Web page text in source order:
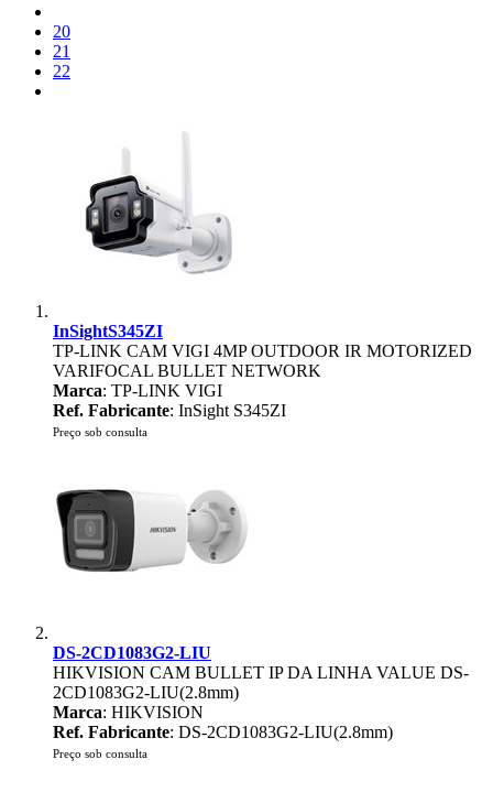
20
21
22
InSightS345ZI
TP-LINK CAM VIGI 4MP OUTDOOR IR MOTORIZED
VARIFOCAL BULLET NETWORK
Marca: TP-LINK VIGI
Ref. Fabricante: InSight S345ZI
Preço sob consulta
DS-2CD1083G2-LIU
HIKVISION CAM BULLET IP DA LINHA VALUE DS-
2CD1083G2-LIU(2.8mm)
Marca: HIKVISION
Ref. Fabricante: DS-2CD1083G2-LIU(2.8mm)
Preço sob consulta